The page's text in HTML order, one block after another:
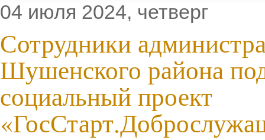
04 июля 2024, четверг
Сотрудники
Шушенского района
социальный проект